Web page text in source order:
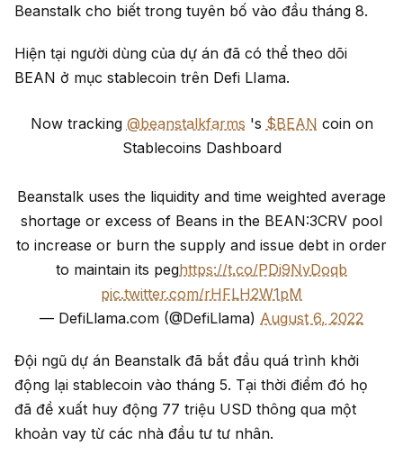
Beanstalk cho biết trong tuyên bố vào đầu tháng 8.
Hiện tại người dùng của dự án đã có thể theo dõi
BEAN ở mục stablecoin trên Defi LIama.
Now tracking @beanstalkfarms 's $BEAN coin on
Stablecoins Dashboard
Beanstalk uses the liquidity and time weighted average
shortage or excess of Beans in the BEAN:3CRV pool
to increase or burn the supply and issue debt in order
to maintain its peghttps://t.co/PDi9NvDoqb
pic.twitter.com/rHFLH2W1pM
— DefiLlama.com (@DefiLlama) August 6, 2022
Đội ngũ dự án Beanstalk đã bắt đầu quá trình khởi
động lại stablecoin vào tháng 5. Tại thời điểm đó họ
đã đề xuất huy động 77 triệu USD thông qua một
khoản vay từ các nhà đầu tư tư nhân.